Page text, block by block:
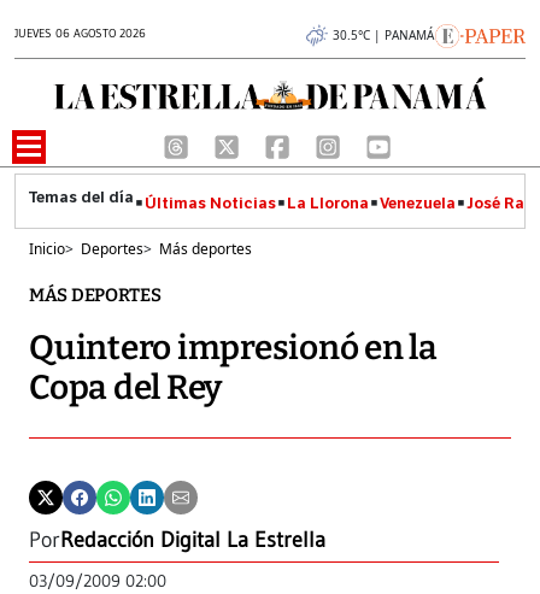
JUEVES 06 AGOSTO 2026 30.5°C | PANAMÁ
Últimas Noticias La Llorona Venezuela José
Inicio> Deportes> Más deportes
MÁS DEPORTES
Quintero impresionó en la
Copa del Rey
PorRedacción Digital La Estrella
03/09/2009 02:00